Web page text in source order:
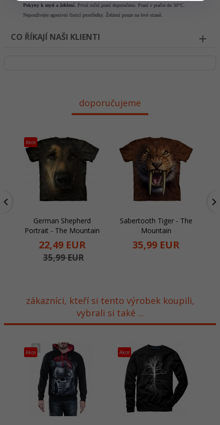
Pokyny k mytí a žehlení . První ruční praní doporučeno. Praní v pračce do 30°C.
Nepoužívejte agresivní čisticí prostředky. Žehlení pouze na levé straně.
CO ŘÍKAJÍ NAŠI KLIENTI
doporučujeme
Akce
German Shepherd
Portrait - The Mountain
22,49 EUR
35,99 EUR
Sabertooth Tiger - The
Mountain
35,99 EUR
zákazníci, kteří si tento výrobek koupili,
vybrali si také ...
Akce Akce